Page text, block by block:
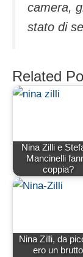
camera,
stato di
Related
Nina Zilli e
Mancinelli
coppia?
Nina Zilli, da
ero un brutto